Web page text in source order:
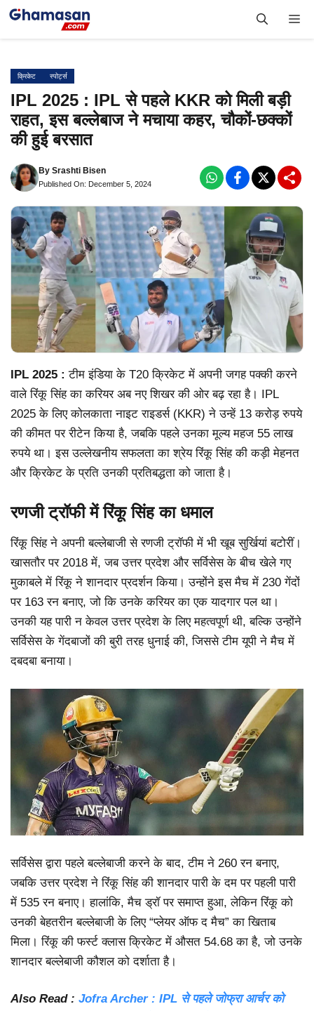
Skip
क्रिकेट स्पोर्ट्स
IPL 2025 : IPL से पहले KKR को मिली बड़ी
राहत, इस बल्लेबाज ने मचाया कहर, चौकों-छक्कों
की हुई बरसात
By Srashti Bisen
Published On: December 5, 2024
IPL 2025 :टीम इंडिया के T20 क्रिकेट में अपनी जगह पक्की करने
वाले रिंकू सिंह का करियर अब नए शिखर की ओर बढ़ रहा है। IPL
2025 के लिए कोलकाता नाइट राइडर्स (KKR) ने उन्हें 13 करोड़ रुपये
की कीमत पर रीटेन किया है, जबकि पहले उनका मूल्य महज 55 लाख
रुपये था। इस उल्लेखनीय सफलता का श्रेय रिंकू सिंह की कड़ी मेहनत
और क्रिकेट के प्रति उनकी प्रतिबद्धता को जाता है।
रणजी ट्रॉफी में रिंकू सिंह का धमाल
रिंकू सिंह ने अपनी बल्लेबाजी से रणजी ट्रॉफी में भी खूब सुर्खियां बटोरीं।
खासतौर पर 2018 में, जब उत्तर प्रदेश और सर्विसेस के बीच खेले गए
मुकाबले में रिंकू ने शानदार प्रदर्शन किया। उन्होंने इस मैच में 230 गेंदों
पर 163 रन बनाए, जो कि उनके करियर का एक यादगार पल था।
उनकी यह पारी न केवल उत्तर प्रदेश के लिए महत्वपूर्ण थी, बल्कि उन्होंने
सर्विसेस के गेंदबाजों की बुरी तरह धुनाई की, जिससे टीम यूपी ने मैच में
दबदबा बनाया।
सर्विसेस द्वारा पहले बल्लेबाजी करने के बाद, टीम ने 260 रन बनाए,
जबकि उत्तर प्रदेश ने रिंकू सिंह की शानदार पारी के दम पर पहली पारी
में 535 रन बनाए। हालांकि, मैच ड्रॉ पर समाप्त हुआ, लेकिन रिंकू को
उनकी बेहतरीन बल्लेबाजी के लिए “प्लेयर ऑफ द मैच” का खिताब
मिला। रिंकू की फर्स्ट क्लास क्रिकेट में औसत 54.68 का है, जो उनके
शानदार बल्लेबाजी कौशल को दर्शाता है।
Also Read : Jofra Archer : IPL से पहले जोफ्रा आर्चर को